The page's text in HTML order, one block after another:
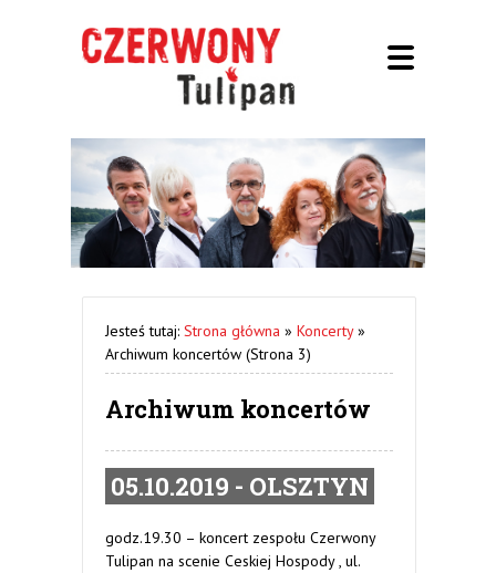
Jesteś tutaj: Strona główna » Koncerty»
Archiwum koncertów (Strona 3)
Archiwum koncertów
05.10.2019 - OLSZTYN
godz.19.30 – koncert zespołu Czerwony
Tulipan na scenie Ceskiej Hospody , ul.